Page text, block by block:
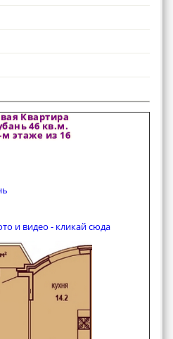
Квартира
46 кв.м.
м этаже из 16
и видео - кликай сюда